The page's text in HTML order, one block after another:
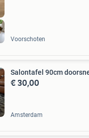
Voorschoten
Salontafel 90cm
€ 30,00
Amsterdam